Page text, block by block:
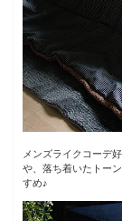
メンズライクコーデ
や、落ち着いたトー
すめ♪